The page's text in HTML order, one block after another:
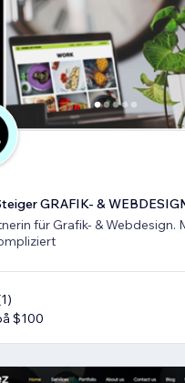
GRAFIK- &
für Grafik- & Webdesign.
1)
$100